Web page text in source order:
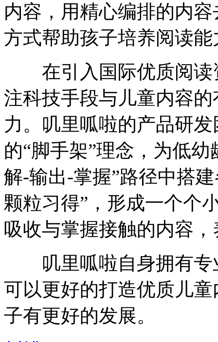
内容，用精心编排的内
方式帮助孩子培养阅读能
在引入国际优质阅读
注科技手段与儿童内容
力。叽里呱啦的产品研
的“脚手架”理念，为低
解-输出-掌握”路径中搭
颗粒习得”，形成一个个
吸收与掌握接触的内容
叽里呱啦自身拥有专
可以更好的打造优质儿
子有更好的发展。